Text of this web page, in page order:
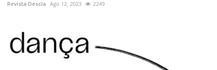
Revista Descla Ago 12, 2023 2249